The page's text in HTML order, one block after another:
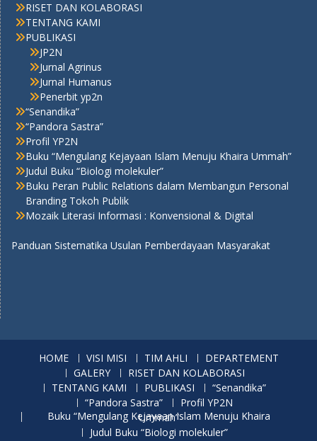
RISET DAN KOLABORASI
TENTANG KAMI
PUBLIKASI
JP2N
Jurnal Agrinus
Jurnal Humanus
Penerbit yp2n
“Senandika”
“Pandora Sastra”
Profil YP2N
Buku “Mengulang Kejayaan Islam Menuju Khaira Ummah”
Judul Buku “Biologi molekuler”
Buku Peran Public Relations dalam Membangun Personal
Branding Tokoh Publik
Mozaik Literasi Informasi : Konvensional & Digital
Panduan Sistematika Usulan Pemberdayaan Masyarakat
HOME VISI MISI TIM AHLI
DEPARTEMENT
GALERY
RISET DAN KOLABORASI
TENTANG KAMI
PUBLIKASI
“Senandika”
“Pandora Sastra”
Profil YP2N
Buku “Mengulang Kejayaan Islam Menuju Khaira Ummah”
Judul Buku “Biologi molekuler”